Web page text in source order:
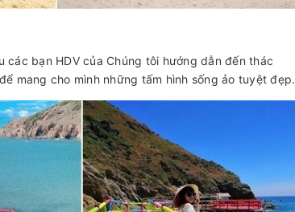
các bạn HDV của Chúng tôi hướng dẫn đến thác
mang cho mình những tấm hình sống ảo tuyệt đẹp.